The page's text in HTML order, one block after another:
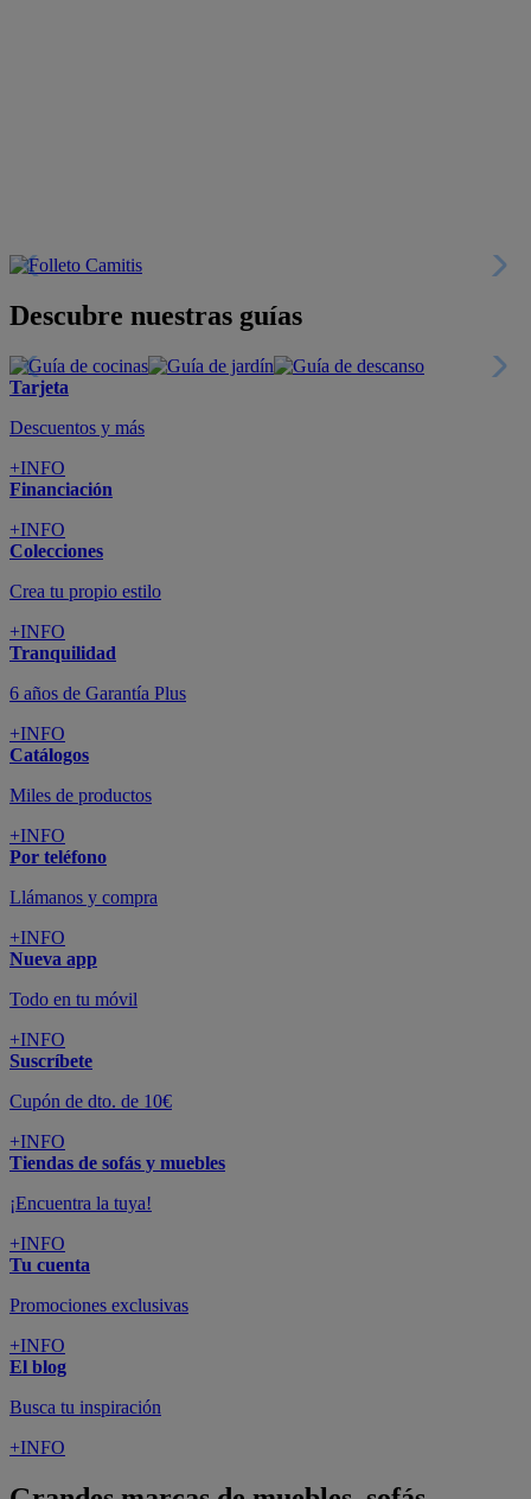
Descubre nuestras guías
Tarjeta
Descuentos y más
+INFO
Financiación
+INFO
Colecciones
Crea tu propio estilo
+INFO
Tranquilidad
6 años de Garantía Plus
+INFO
Catálogos
Miles de productos
+INFO
Por teléfono
Llámanos y compra
+INFO
Nueva app
Todo en tu móvil
+INFO
Suscríbete
Cupón de dto. de 10€
+INFO
Tiendas de sofás y muebles
¡Encuentra la tuya!
+INFO
Tu cuenta
Promociones exclusivas
+INFO
El blog
Busca tu inspiración
+INFO